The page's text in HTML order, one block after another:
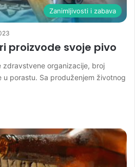
Zanimljivosti i zabava
proizvode svoje pivo
zdravstvene organizacije, broj
u porastu. Sa produženjem životnog